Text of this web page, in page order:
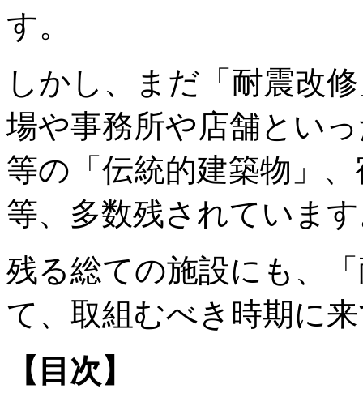
す。
しかし、まだ「耐震改
場や事務所や店舗とい
等の「伝統的建築物」
等、多数残されていま
残る総ての施設にも、
て、取組むべき時期に
【目次】